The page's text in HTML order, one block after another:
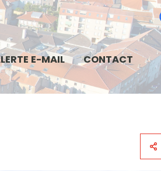
E-MAIL CONTACT